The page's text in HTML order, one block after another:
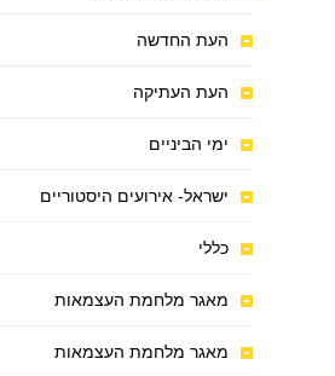
העת החדשה
העת העתיקה
ימי הביניים
ישראל- אירועים היסטוריים
כללי
מאגר מלחמת העצמאות
מאגר מלחמת העצמאות